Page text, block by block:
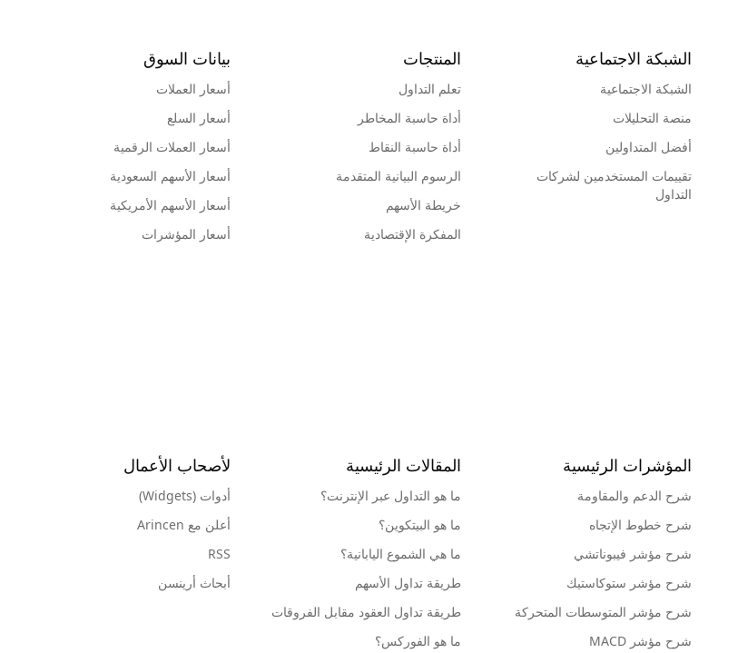
الشبكة الاجتماعية
الشبكة الاجتماعية
منصة التحليلات
أفضل المتداولين
تقييمات المستخدمين لشركات
التداول
المنتجات
تعلم التداول
أداة حاسبة المخاطر
أداة حاسبة النقاط
الرسوم البيانية المتقدمة
خريطة الأسهم
المفكرة الإقتصادية
بيانات السوق
أسعار العملات
أسعار السلع
أسعار العملات الرقمية
أسعار الأسهم السعودية
أسعار الأسهم الأمريكية
أسعار المؤشرات
المؤشرات الرئيسية
شرح الدعم والمقاومة
شرح خطوط الإتجاه
شرح مؤشر فيبوناتشي
شرح مؤشر ستوكاستيك
شرح مؤشر المتوسطات المتحركة
شرح مؤشر MACD
المقالات الرئيسية
ما هو التداول عبر الإنترنت؟
ما هو البيتكوين؟
ما هي الشموع اليابانية؟
طريقة تداول الأسهم
طريقة تداول العقود مقابل الفروقات
ما هو الفوركس؟
لأصحاب الأعمال
أدوات (Widgets)
أعلن مع Arincen
RSS
أبحاث أرينسن